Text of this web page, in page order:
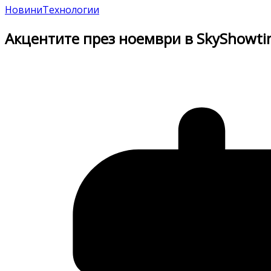
НовиниТехнологии
Акцентите през ноември в